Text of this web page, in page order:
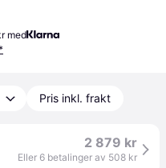
med
Pris inkl. frakt
2 879 kr
Eller 6 betalinger av 508 kr